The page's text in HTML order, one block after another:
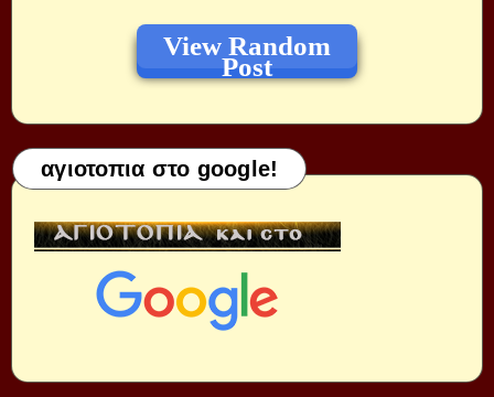
View Random
Post
αγιοτοπια στο google!